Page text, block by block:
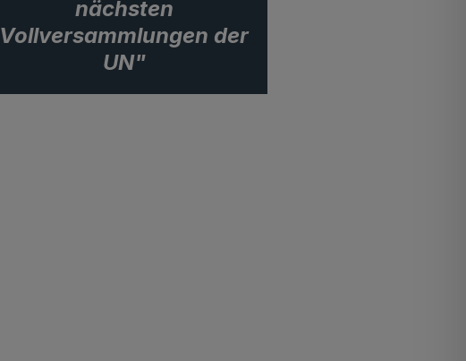
nächsten
Vollversammlungen der
UN"